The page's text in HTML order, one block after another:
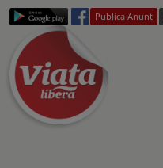
Publica Anunt